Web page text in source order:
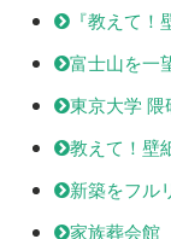
『教えて
富士山を一
東京大学
教えて！壁
新築をフル
家族葬会館